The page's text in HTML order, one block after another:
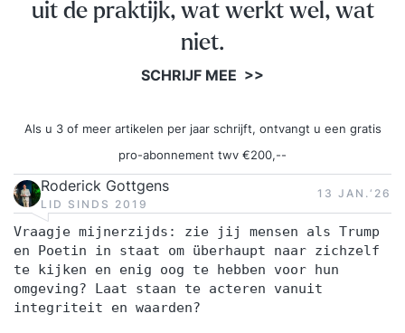
uit de praktijk, wat werkt wel, wat
niet.
SCHRIJF MEE >>
Als u 3 of meer artikelen per jaar schrijft, ontvangt u een gratis
pro-abonnement twv €200,--
Roderick Gottgens
LID SINDS 2019
13 JAN.‘26
Vraagje mijnerzijds: zie jij mensen als Trump
en Poetin in staat om überhaupt naar zichzelf
te kijken en enig oog te hebben voor hun
omgeving? Laat staan te acteren vanuit
integriteit en waarden?